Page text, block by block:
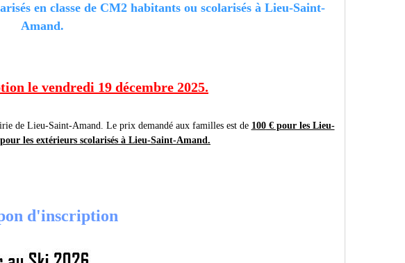
en classe de CM2 habitants ou scolarisés à Lieu-Saint-
Amand.
le vendredi 19 décembre 2025.
de Lieu-Saint-Amand. Le prix demandé aux familles est de 100€ pour les Lieu-
les extérieurs scolarisés à Lieu-Saint-Amand.
d'inscription